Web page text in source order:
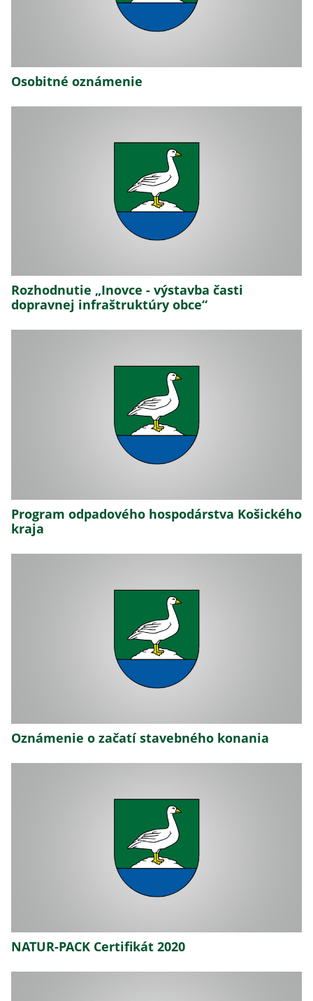
Osobitné oznámenie
Rozhodnutie „Inovce - výstavba časti
dopravnej infraštruktúry obce“
Program odpadového hospodárstva Košického
kraja
Oznámenie o začatí stavebného konania
NATUR-PACK Certifikát 2020